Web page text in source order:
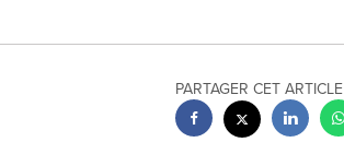
PARTAGER CET ARTICLE